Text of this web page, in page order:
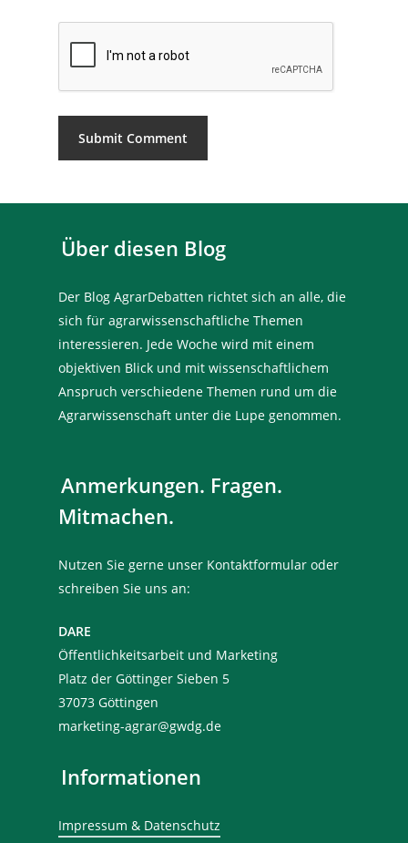
Über diesen Blog
Der Blog AgrarDebatten richtet sich an alle, die
sich für agrarwissenschaftliche Themen
interessieren. Jede Woche wird mit einem
objektiven Blick und mit wissenschaftlichem
Anspruch verschiedene Themen rund um die
Agrarwissenschaft unter die Lupe genommen.
Anmerkungen. Fragen.
Mitmachen.
Nutzen Sie gerne unser Kontaktformular oder
schreiben Sie uns an:
DARE
Öffentlichkeitsarbeit und Marketing
Platz der Göttinger Sieben 5
37073 Göttingen
marketing-agrar@gwdg.de
Informationen
Impressum & Datenschutz